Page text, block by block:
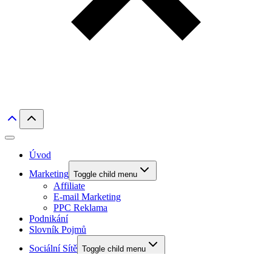
Úvod
Marketing Toggle child menu
Affiliate
E-mail Marketing
PPC Reklama
Podnikání
Slovník Pojmů
Sociální Sítě Toggle child menu